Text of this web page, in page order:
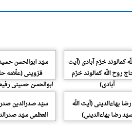
کمالوند خرّم آبادی (آیت
روح اللّه کمالوند خرّم
آبادی)
سیّد ابوالحسن
قزوینی (علّامه
ابوالحسن حسینی
بهاءالدینی (آیت اللّه
سیّد رضا بهاءالدینی)
سیّد صدرالدین صدر
العظمی سیّد